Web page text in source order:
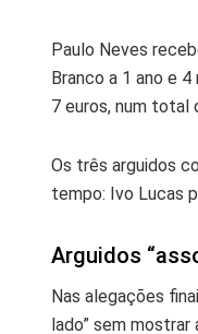
Paulo Neves
Branco a 1 ano e
7 euros, num total
Os três arguidos
tempo: Ivo Lucas
Arguidos
Nas alegações
lado” sem